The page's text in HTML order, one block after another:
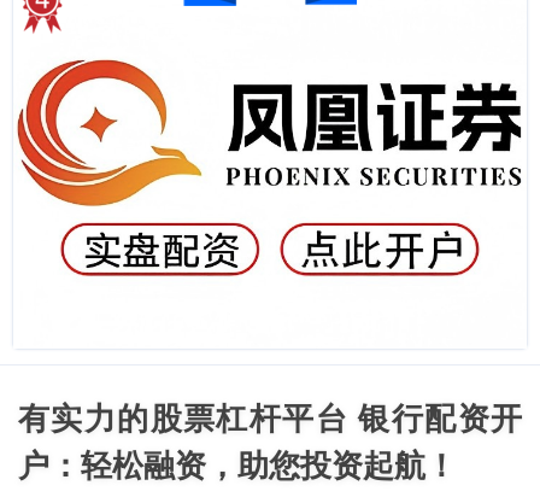
有实力的股票杠杆平台 银行配资开
户：轻松融资，助您投资起航！